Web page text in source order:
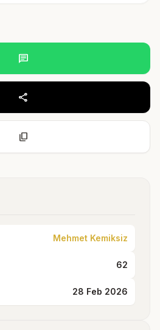
chat
share
content_copy
Mehmet Kemiksiz
62
28 Feb 2026